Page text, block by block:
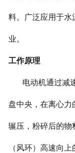
料。广泛应用于水
业。
工作原理
电动机通过减速
盘中央，在离心力
辗压，粉碎后的物
（风环）高速向